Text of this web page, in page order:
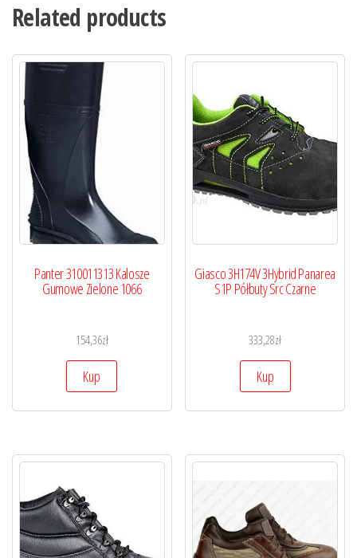
Related products
Panter 310011313 Kalosze
Gumowe Zielone 1066
154,36zł
Kup
Giasco 3H174V 3Hybrid Panarea
S1P Półbuty Src Czarne
333,28zł
Kup